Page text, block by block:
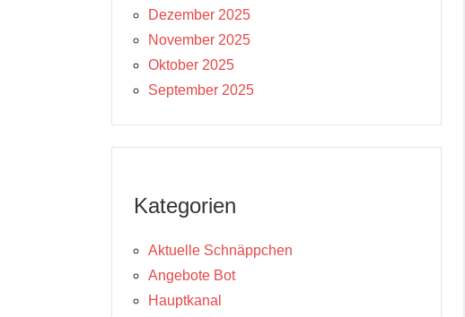
Dezember 2025
November 2025
Oktober 2025
September 2025
Kategorien
Aktuelle Schnäppchen
Angebote Bot
Hauptkanal